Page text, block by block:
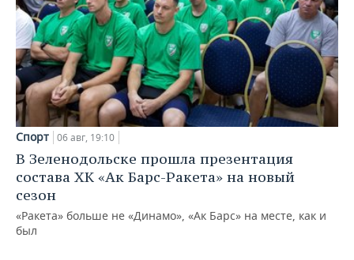
Спорт 06 авг, 19:10
В Зеленодольске прошла презентация
состава ХК «Ак Барс-Ракета» на новый
сезон
«Ракета» больше не «Динамо», «Ак Барс» на месте, как и
был